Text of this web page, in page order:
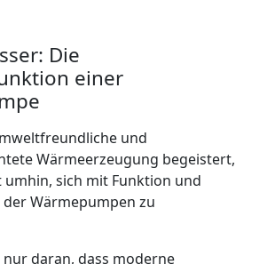
Die
einer
und
Wärmeerzeugung begeistert,
sich mit Funktion und
Wärmepumpen zu
daran, dass moderne